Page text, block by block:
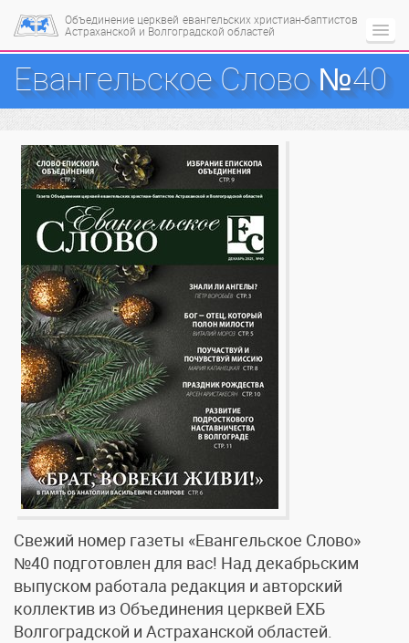
Объединение церквей евангельских христиан-баптистов
Астраханской и Волгоградской областей
Евангельское Слово №40
Свежий номер газеты «Евангельское Слово»
№40 подготовлен для вас! Над декабрьским
выпуском работала редакция и авторский
коллектив из Объединения церквей ЕХБ
Волгоградской и Астраханской областей.